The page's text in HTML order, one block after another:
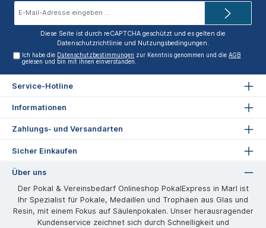
Diese Seite ist durch reCAPTCHA geschützt und es gelten die
Datenschutzrichtlinie und Nutzungsbedingungen.
Ich habe die Datenschutzbestimmungen zur Kenntnis genommen und dieAGB
gelesen und bin mit ihnen einverstanden.
Service-Hotline
Informationen
Zahlungs- und Versandarten
Sicher Einkaufen
Über uns
Der Pokal & Vereinsbedarf Onlineshop PokalExpress in Marl ist
Ihr Spezialist für Pokale, Medaillen und Trophäen aus Glas und
Resin, mit einem Fokus auf Säulenpokalen. Unser herausragender
Kundenservice zeichnet sich durch Schnelligkeit und